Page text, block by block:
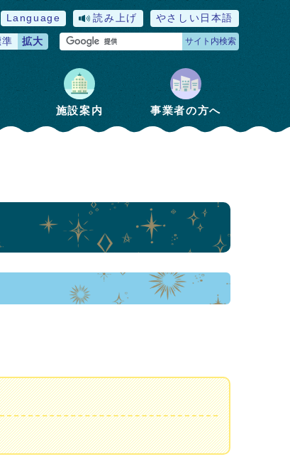
Language 読み上げ やさしい日本語
準 拡大 サイト内検索
施設案内 事業者の方へ